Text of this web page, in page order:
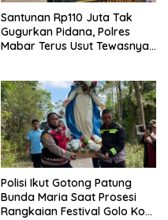
Santunan Rp110 Juta Tak
Gugurkan Pidana, Polres
Mabar Terus Usut Tewasnya
Polisi Ikut Gotong Patung
Bunda Maria Saat Prosesi
Rangkaian Festival Golo Koe